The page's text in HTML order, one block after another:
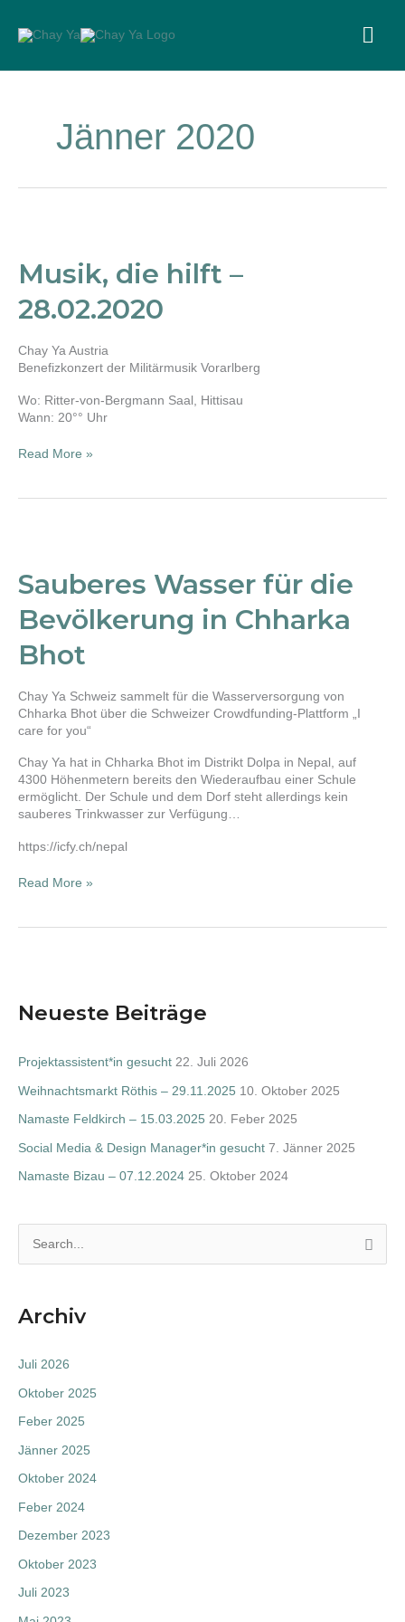
content
Jänner 2020
Musik, die hilft –
28.02.2020
Chay Ya Austria
Benefizkonzert der Militärmusik Vorarlberg
Wo: Ritter-von-Bergmann Saal, Hittisau
Wann: 20°° Uhr
hilft
Read More »
Sauberes Wasser für die
Bevölkerung in Chharka
Bhot
Chay Ya Schweiz sammelt für die Wasserversorgung von
Chharka Bhot über die Schweizer Crowdfunding-Plattform „I
care for you“
Chay Ya hat in Chharka Bhot im Distrikt Dolpa in Nepal, auf
4300 Höhenmetern bereits den Wiederaufbau einer Schule
ermöglicht. Der Schule und dem Dorf steht allerdings kein
sauberes Trinkwasser zur Verfügung…
https://icfy.ch/nepal
für
die
Bevölkerung
in
Bhot
Read More »
Neueste Beiträge
Projektassistent*in gesucht 22. Juli 2026
Weihnachtsmarkt Röthis – 29.11.2025 10. Oktober 2025
Namaste Feldkirch – 15.03.2025 20. Feber 2025
Social Media & Design Manager*in gesucht 7. Jänner 2025
Namaste Bizau – 07.12.2024 25. Oktober 2024
r
f
o
r
:
Archiv
Juli 2026
Oktober 2025
Feber 2025
Jänner 2025
Oktober 2024
Feber 2024
Dezember 2023
Oktober 2023
Juli 2023